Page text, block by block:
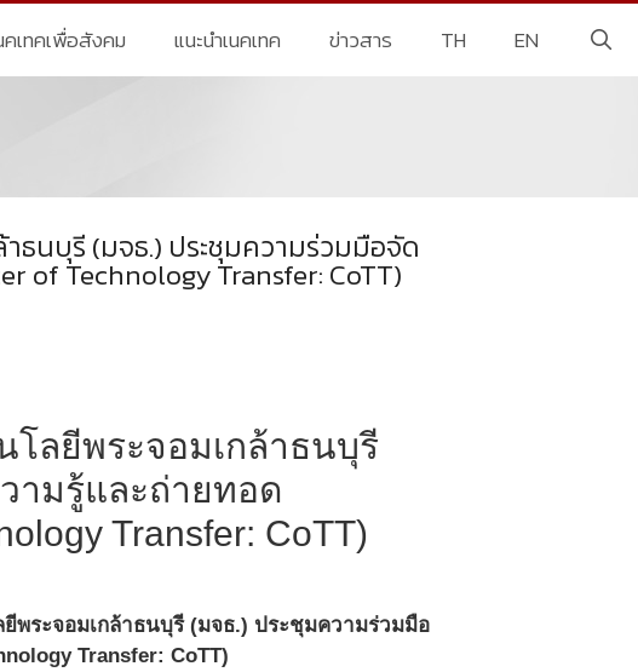
คเทคเพื่อสังคม แนะนำเนคเทค ข่าวสาร TH EN
ธนบุรี (มจธ.) ประชุมความร่วมมือจัด
of Technology Transfer: CoTT)
โลยีพระจอมเกล้าธนบุรี
ามรู้และถ่ายทอด
Transfer: CoTT)
พระจอมเกล้าธนบุรี (มจธ.) ประชุมความร่วมมือ
Transfer: CoTT)